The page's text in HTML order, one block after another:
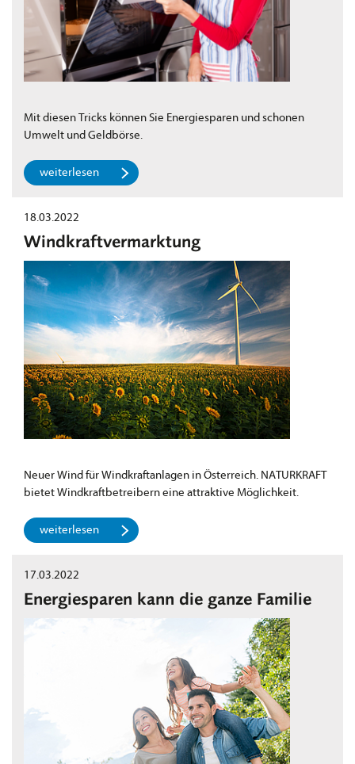
Mit diesen Tricks können Sie Energiesparen und schonen
Umwelt und Geldbörse.
weiterlesen
18.03.2022
Windkraftvermarktung
Neuer Wind für Windkraftanlagen in Österreich. NATURKRAFT
bietet Windkraftbetreibern eine attraktive Möglichkeit.
weiterlesen
17.03.2022
Energiesparen kann die ganze Familie